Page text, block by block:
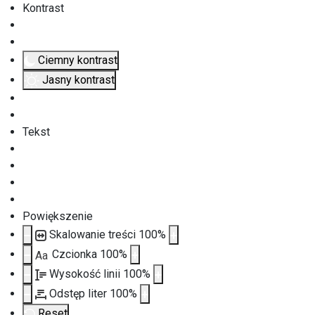
Kontrast
Ciemny kontrast
Jasny kontrast
Tekst
Powiększenie
Skalowanie treści 100%
Aa Czcionka 100%
Wysokość linii 100%
Odstęp liter 100%